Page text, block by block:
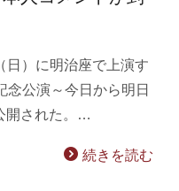
日）に明治座で上演す
念公演～今日から明日
開された。…
続きを読む